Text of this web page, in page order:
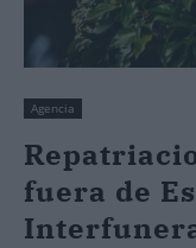
Agencia
fuera de